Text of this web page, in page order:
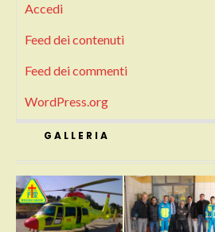
Accedi
Feed dei contenuti
Feed dei commenti
WordPress.org
GALLERIA